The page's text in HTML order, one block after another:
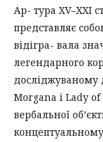
Ар- тура XV–XXI
представляє
відігра- вала
легендарного
досліджуваному
Morgana i Lady of
вербальної